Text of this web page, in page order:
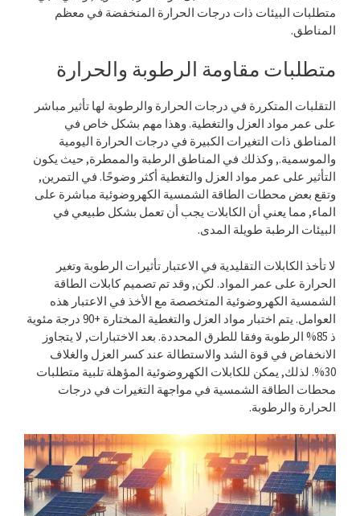
متطلبات البيئات ذات درجات الحرارة المنخفضة في معظم
المناطق.
متطلبات مقاومة الرطوبة والحرارة
التقلبات المتكررة في درجات الحرارة والرطوبة لها تأثير مباشر
على عمر مواد العزل والتغطية. وهذا مهم بشكل خاص في
المناطق ذات التغيرات الكبيرة في درجات الحرارة اليومية
والموسمية., وكذلك في المناطق الرطبة والممطرة, حيث يكون
التأثير على عمر مواد العزل والتغطية أكثر وضوحًا. في التمرين,
وتقع بعض محطات الطاقة الشمسية الكهروضوئية مباشرة على
الماء, مما يعني أن الكابلات يجب أن تعمل بشكل طبيعي في
البيئات الرطبة طويلة المدى.
لا تأخذ الكابلات التقليدية في الاعتبار تأثيرات الرطوبة وتغير
الحرارة على عمر المواد. لكن, وقد تم تصميم كابلات الطاقة
الشمسية الكهروضوئية المتخصصة مع الأخذ في الاعتبار هذه
العوامل. يتم اختبار مواد العزل والتغطية المختارة +90 درجة مئوية
ذ 85% الرطوبة وفقا للطرق المحددة. بعد الاختبارات, لا يتجاوز
الانخفاض في قوة الشد والاستطالة عند كسر العزل والغلاف
30%. لذلك, يمكن للكابلات الكهروضوئية المؤهلة تلبية متطلبات
محطات الطاقة الشمسية في مواجهة التغيرات في درجات
الحرارة والرطوبة.